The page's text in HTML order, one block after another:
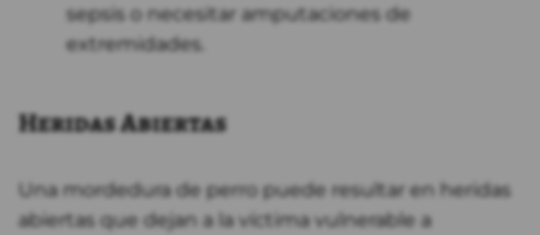
sepsis o necesitar amputaciones de
extremidades.
Heridas Abiertas
Una mordedura de perro puede resultar en heridas
abiertas que dejan a la víctima vulnerable a